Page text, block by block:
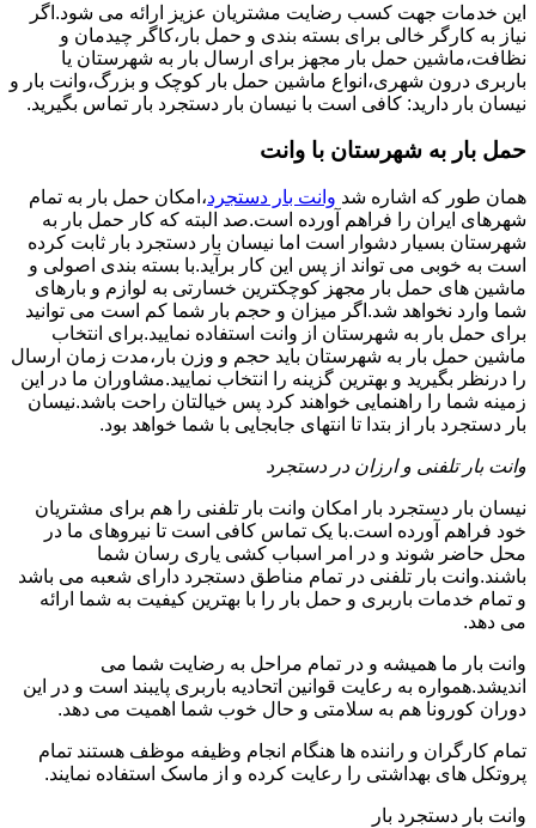
این خدمات جهت کسب رضایت مشتریان عزیز ارائه می شود.اگر
نیاز به کارگر خالی برای بسته بندی و حمل بار،کاگر چیدمان و
نظافت،ماشین حمل بار مجهز برای ارسال بار به شهرستان یا
باربری درون شهری،انواع ماشین حمل بار کوچک و بزرگ،وانت بار و
نیسان بار دارید: کافی است با نیسان بار دستجرد بار تماس بگیرید.
حمل بار به شهرستان با وانت
همان طور که اشاره شد وانت بار دستجرد،امکان حمل بار به تمام
شهرهای ایران را فراهم آورده است.صد البته که کار حمل بار به
شهرستان بسیار دشوار است اما نیسان بار دستجرد بار ثابت کرده
است به خوبی می تواند از پس این کار برآید.با بسته بندی اصولی و
ماشین های حمل بار مجهز کوچکترین خسارتی به لوازم و بارهای
شما وارد نخواهد شد.اگر میزان و حجم بار شما کم است می توانید
برای حمل بار به شهرستان از وانت استفاده نمایید.برای انتخاب
ماشین حمل بار به شهرستان باید حجم و وزن بار،مدت زمان ارسال
را درنظر بگیرید و بهترین گزینه را انتخاب نمایید.مشاوران ما در این
زمینه شما را راهنمایی خواهند کرد پس خیالتان راحت باشد.نیسان
بار دستجرد بار از بتدا تا انتهای جابجایی با شما خواهد بود.
وانت بار تلفنی و ارزان در دستجرد
نیسان بار دستجرد بار امکان وانت بار تلفنی را هم برای مشتریان
خود فراهم آورده است.با یک تماس کافی است تا نیروهای ما در
محل حاضر شوند و در امر اسباب کشی یاری رسان شما
باشند.وانت بار تلفنی در تمام مناطق دستجرد دارای شعبه می باشد
و تمام خدمات باربری و حمل بار را با بهترین کیفیت به شما ارائه
می دهد.
وانت بار ما همیشه و در تمام مراحل به رضایت شما می
اندیشد.همواره به رعایت قوانین اتحادیه باربری پایبند است و در این
دوران کورونا هم به سلامتی و حال خوب شما اهمیت می دهد.
تمام کارگران و راننده ها هنگام انجام وظیفه موظف هستند تمام
پروتکل های بهداشتی را رعایت کرده و از ماسک استفاده نمایند.
وانت بار دستجرد بار